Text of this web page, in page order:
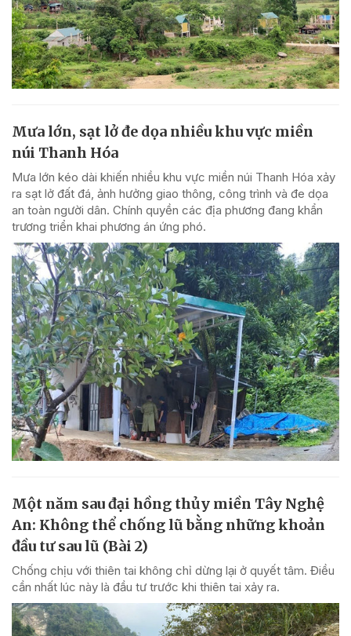
Mưa lớn, sạt lở đe dọa nhiều khu vực miền
núi Thanh Hóa
Mưa lớn kéo dài khiến nhiều khu vực miền núi Thanh Hóa xảy
ra sạt lở đất đá, ảnh hưởng giao thông, công trình và đe dọa
an toàn người dân. Chính quyền các địa phương đang khẩn
trương triển khai phương án ứng phó.
Một năm sau đại hồng thủy miền Tây Nghệ
An: Không thể chống lũ bằng những khoản
đầu tư sau lũ (Bài 2)
Chống chịu với thiên tai không chỉ dừng lại ở quyết tâm. Điều
cần nhất lúc này là đầu tư trước khi thiên tai xảy ra.